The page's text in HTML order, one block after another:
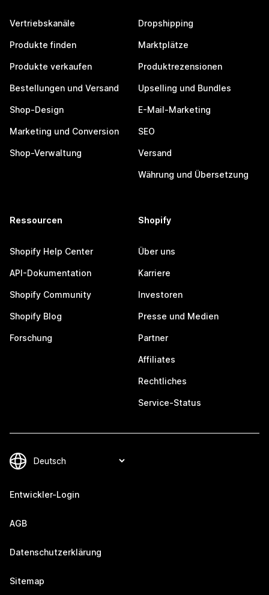
Vertriebskanäle
Produkte finden
Produkte verkaufen
Bestellungen und Versand
Shop-Design
Marketing und Conversion
Shop-Verwaltung
Dropshipping
Marktplätze
Produktrezensionen
Upselling und Bundles
E-Mail-Marketing
SEO
Versand
Währung und Übersetzung
Ressourcen
Shopify Help Center
API-Dokumentation
Shopify Community
Shopify Blog
Forschung
Shopify
Über uns
Karriere
Investoren
Presse und Medien
Partner
Affiliates
Rechtliches
Service-Status
Entwickler-Login
AGB
Datenschutzerklärung
Sitemap